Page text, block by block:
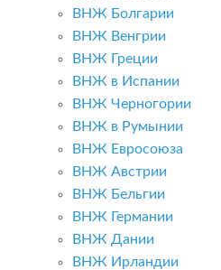
ВНЖ Болгарии
ВНЖ Венгрии
ВНЖ Греции
ВНЖ в Испании
ВНЖ Черногории
ВНЖ в Румынии
ВНЖ Евросоюза
ВНЖ Австрии
ВНЖ Бельгии
ВНЖ Германии
ВНЖ Дании
ВНЖ Ирландии